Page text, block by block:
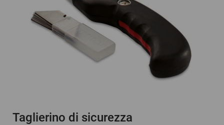
Taglierino di sicurezza